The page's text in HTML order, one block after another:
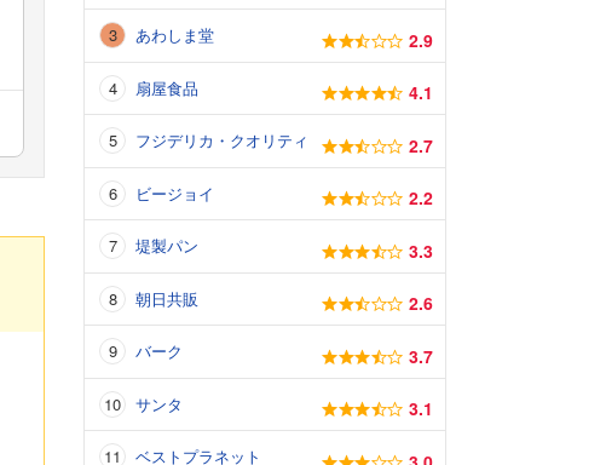
あわしま堂 2.9
扇屋食品 4.1
フジデリカ・クオリティ 2.7
ビージョイ 2.2
堤製パン 3.3
朝日共販 2.6
バーク 3.7
サンタ 3.1
ベストプラネット